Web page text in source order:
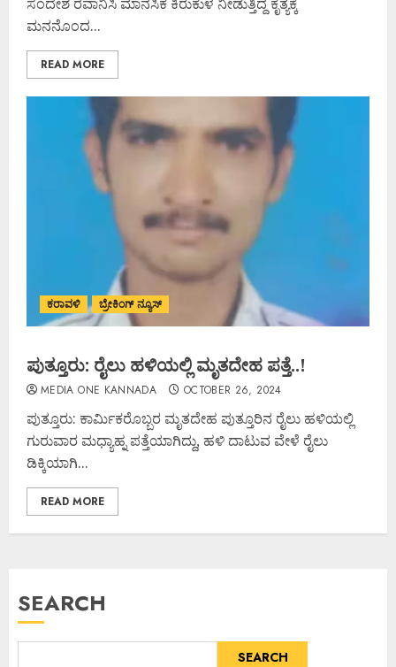
ಮನನೊಂದ...
READ MORE
ಕರಾವಳಿ ಬ್ರೇಕಿಂಗ್ ನ್ಯೂಸ್
ಪುತ್ತೂರು: ರೈಲು ಹಳಿಯಲ್ಲಿ ಮೃತದೇಹ ಪತ್ತೆ..!
MEDIA ONE KANNADA OCTOBER 26, 2024
ಪುತ್ತೂರು: ಕಾರ್ಮಿಕರೊಬ್ಬರ ಮೃತದೇಹ ಪುತ್ತೂರಿನ ರೈಲು ಹಳಿಯಲ್ಲಿ
ಗುರುವಾರ ಮಧ್ಯಾಹ್ನ ಪತ್ತೆಯಾಗಿದ್ದು, ಹಳಿ ದಾಟುವ ವೇಳೆ ರೈಲು
ಡಿಕ್ಕಿಯಾಗಿ...
READ MORE
SEARCH
SEARCH